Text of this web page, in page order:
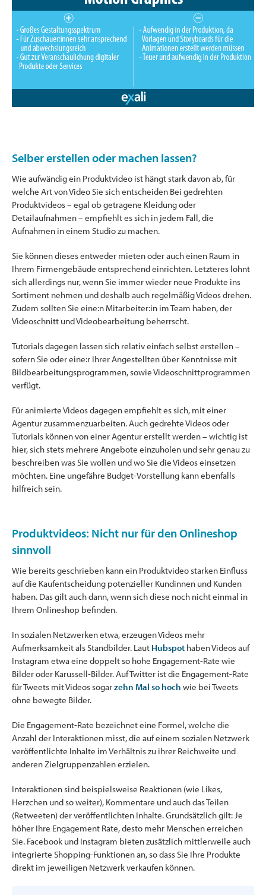
Selber erstellen oder machen lassen?
Wie aufwändig ein Produktvideo ist hängt stark davon ab, für
welche Art von Video Sie sich entscheiden Bei gedrehten
Produktvideos – egal ob getragene Kleidung oder
Detailaufnahmen – empfiehlt es sich in jedem Fall, die
Aufnahmen in einem Studio zu machen.
Sie können dieses entweder mieten oder auch einen Raum in
Ihrem Firmengebäude entsprechend einrichten. Letzteres lohnt
sich allerdings nur, wenn Sie immer wieder neue Produkte ins
Sortiment nehmen und deshalb auch regelmäßig Videos drehen.
Zudem sollten Sie eine:n Mitarbeiter:in im Team haben, der
Videoschnitt und Videobearbeitung beherrscht.
Tutorials dagegen lassen sich relativ einfach selbst erstellen –
sofern Sie oder eine:r Ihrer Angestellten über Kenntnisse mit
Bildbearbeitungsprogrammen, sowie Videoschnittprogrammen
verfügt.
Für animierte Videos dagegen empfiehlt es sich, mit einer
Agentur zusammenzuarbeiten. Auch gedrehte Videos oder
Tutorials können von einer Agentur erstellt werden – wichtig ist
hier, sich stets mehrere Angebote einzuholen und sehr genau zu
beschreiben was Sie wollen und wo Sie die Videos einsetzen
möchten. Eine ungefähre Budget-Vorstellung kann ebenfalls
hilfreich sein.
Produktvideos: Nicht nur für den Onlineshop
sinnvoll
Wie bereits geschrieben kann ein Produktvideo starken Einfluss
auf die Kaufentscheidung potenzieller Kundinnen und Kunden
haben. Das gilt auch dann, wenn sich diese noch nicht einmal in
Ihrem Onlineshop befinden.
In sozialen Netzwerken etwa, erzeugen Videos mehr
Aufmerksamkeit als Standbilder. Laut Hubspot haben Videos auf
Instagram etwa eine doppelt so hohe Engagement-Rate wie
Bilder oder Karussell-Bilder. Auf Twitter ist die Engagement-Rate
für Tweets mit Videos sogarzehn Mal so hoch wie bei Tweets
ohne bewegte Bilder.
Die Engagement-Rate bezeichnet eine Formel, welche die
Anzahl der Interaktionen misst, die auf einem sozialen Netzwerk
veröffentlichte Inhalte im Verhältnis zu ihrer Reichweite und
anderen Zielgruppenzahlen erzielen.
Interaktionen sind beispielsweise Reaktionen (wie Likes,
Herzchen und so weiter), Kommentare und auch das Teilen
(Retweeten) der veröffentlichten Inhalte. Grundsätzlich gilt: Je
höher Ihre Engagement Rate, desto mehr Menschen erreichen
Sie. Facebook und Instagram bieten zusätzlich mittlerweile auch
integrierte Shopping-Funktionen an, so dass Sie Ihre Produkte
direkt im jeweiligen Netzwerk verkaufen können.